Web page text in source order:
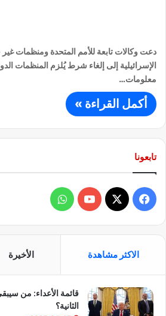
دعت وكالات تابعة للأمم المتحدة ومنظمات
الإسرائيلية إلى إلغاء شرط يُلزم المنظمات
معلومات…
أكمل القراءة »
تابعونا
ي
و
X
Y
T
ا
ا
الاكثر مشاهدة الأخيرة
قائمة الأعداء: من
الثانية؟